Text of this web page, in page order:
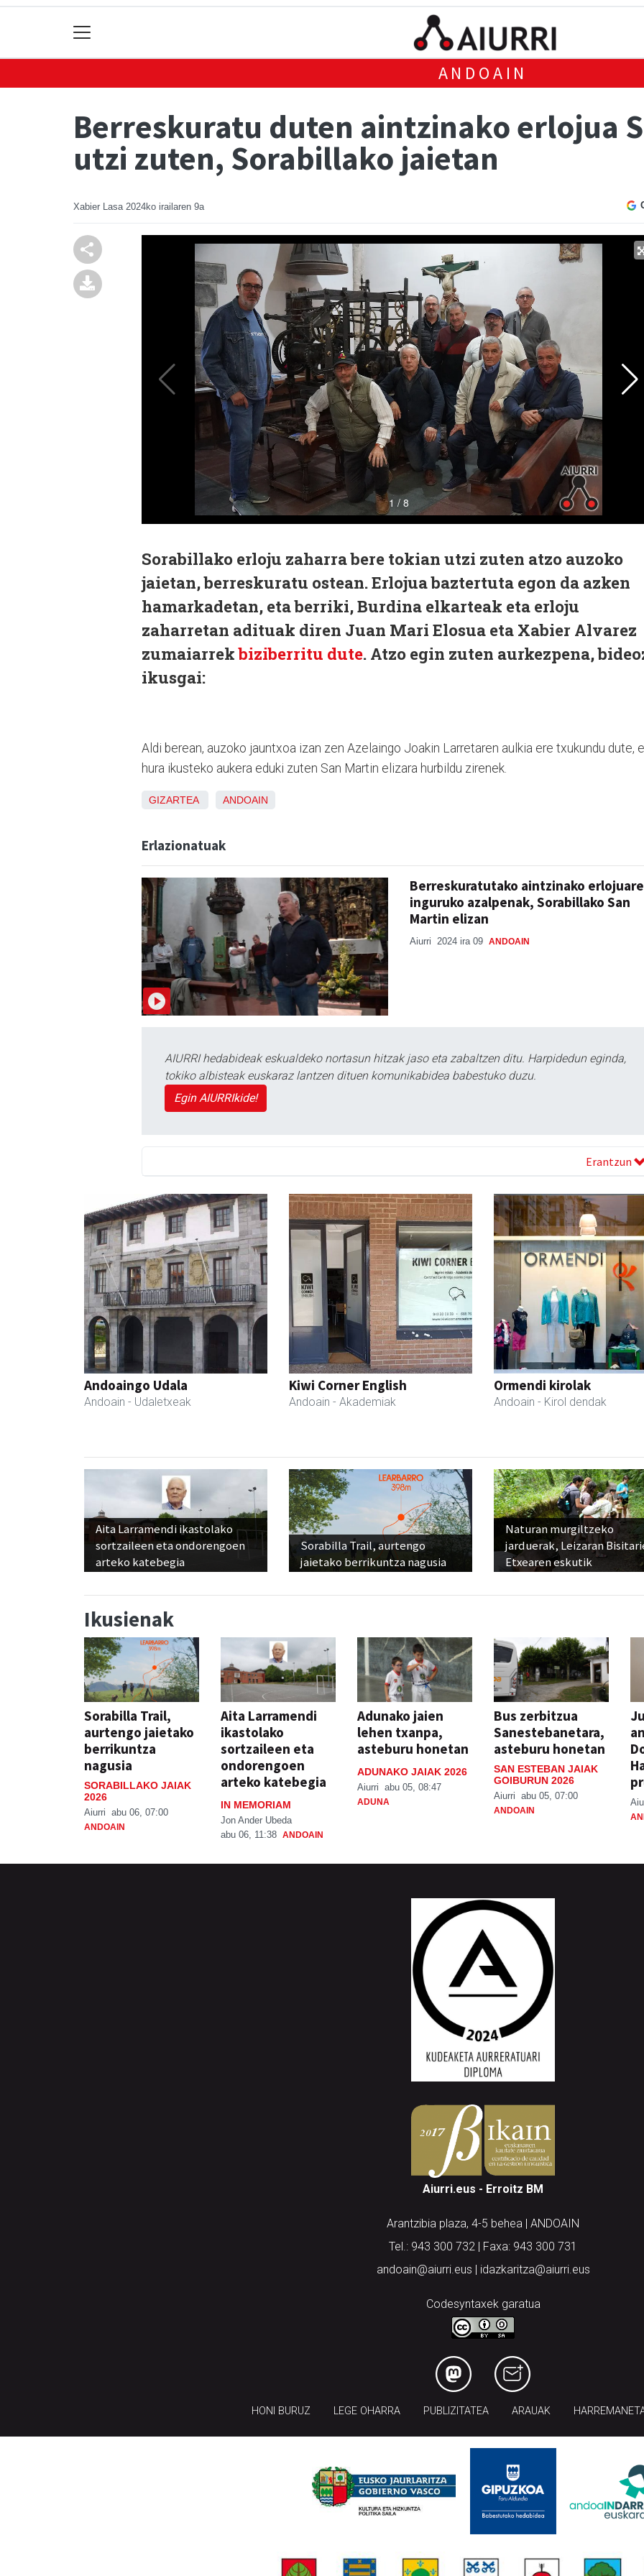
ANDOAIN
Berreskuratu duten aintzinako erlojua
utzi zuten, Sorabillako jaietan
Xabier Lasa 2024ko irailaren 9a
Sorabillako erloju zaharra bere tokian utzi zuten atzo auzoko
jaietan, berreskuratu ostean. Erlojua baztertuta egon da azken
hamarkadetan, eta berriki, Burdina elkarteak eta erloju
zaharretan adituak diren Juan Mari Elosua eta Xabier Alvarez
zumaiarrekbiziberritu dute. Atzo egin zuten aurkezpena,
ikusgai:
Aldi berean, auzoko jauntxoa izan zen Azelaingo Joakin Larretaren aulkia ere txukundu dute,
hura ikusteko aukera eduki zuten San Martin elizara hurbildu zirenek.
GIZARTEA ANDOAIN
Erlazionatuak
Berreskuratutako aintzinako
inguruko azalpenak, Sorabillako San
Martin elizan
Aiurri 2024 ira 09 ANDOAIN
AIURRI hedabideak eskualdeko nortasun hitzak jaso eta zabaltzen ditu. Harpidedun eginda,
tokiko albisteak euskaraz lantzen dituen komunikabidea babestuko duzu.
Egin AIURRIkide!
Erantzun
Andoaingo Udala
Andoain - Udaletxeak
Kiwi Corner English
Andoain - Akademiak
Ormendi kirolak
Andoain - Kirol dendak
Aita Larramendi ikastolako
sortzaileen eta ondorengoen
arteko katebegia
Sorabilla Trail, aurtengo
jaietako berrikuntza nagusia
Naturan murgiltzeko
jarduerak, Leizaran
Etxearen eskutik
Ikusienak
Sorabilla Trail,
aurtengo jaietako
berrikuntza
nagusia
SORABILLAKO JAIAK
2026
Aiurri abu 06, 07:00
ANDOAIN
Aita Larramendi
ikastolako
sortzaileen eta
ondorengoen
arteko katebegia
IN MEMORIAM
Jon Ander Ubeda
abu 06, 11:38 ANDOAIN
Adunako jaien
lehen txanpa,
asteburu honetan
ADUNAKO JAIAK 2026
Aiurri abu 05, 08:47
ADUNA
Bus zerbitzua
Sanestebanetara,
asteburu honetan
SAN ESTEBAN JAIAK
GOIBURUN 2026
Aiurri abu 05, 07:00
ANDOAIN
Aiurri.eus - Erroitz BM
Arantzibia plaza, 4-5 behea | ANDOAIN
Tel.: 943 300 732 | Faxa: 943 300 731
andoain@aiurri.eus | idazkaritza@aiurri.eus
Codesyntaxek garatua
HONI BURUZ LEGE OHARRA PUBLIZITATEA ARAUAK